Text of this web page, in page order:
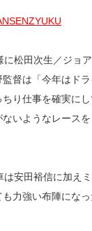
松田次生／ジョ
督は「今年はドラ
り仕事を確実に
いようなレース
安田裕信に加え
力強い布陣にな